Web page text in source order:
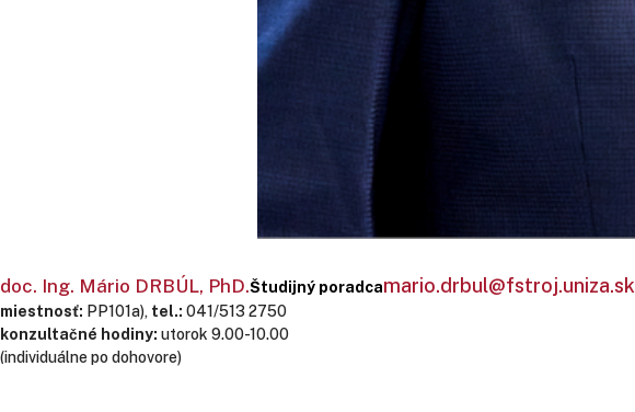
doc. Ing. Mário DRBÚL, PhD.Študijný poradcamario.drbul@fstroj.uniza.sk
miestnosť: PP101a), tel.: 041/513 2750
konzultačné hodiny: utorok 9.00-10.00
(individuálne po dohovore)